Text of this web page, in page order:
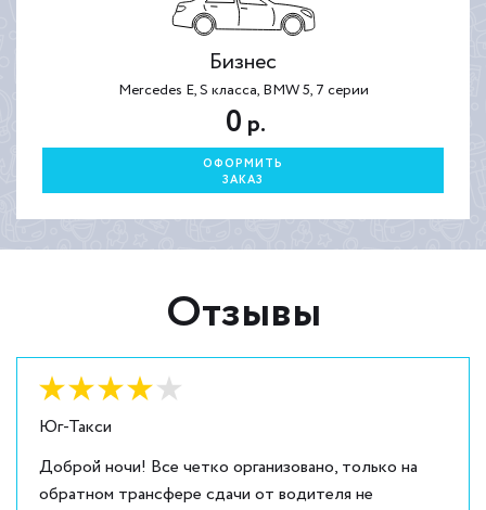
Бизнес
Mercedes E, S класса, BMW 5, 7 серии
0 р.
ОФОРМИТЬ
ЗАКАЗ
Отзывы
Юг-Такси
Оценка: 4
Доброй ночи! Все четко организовано, только на
обратном трансфере сдачи от водителя не